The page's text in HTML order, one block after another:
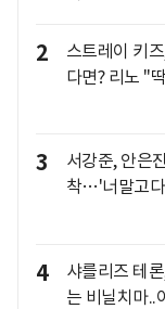
2
스트레이 키
다면? 리노 "
3
서강준, 안은
착…'너말고다
4
샤를리즈 테
는 비닐치마..